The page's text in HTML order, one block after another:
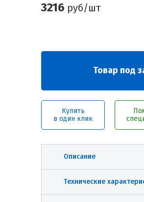
3216 руб/шт
Товар под
Купить
в один клик
Описание
Технические